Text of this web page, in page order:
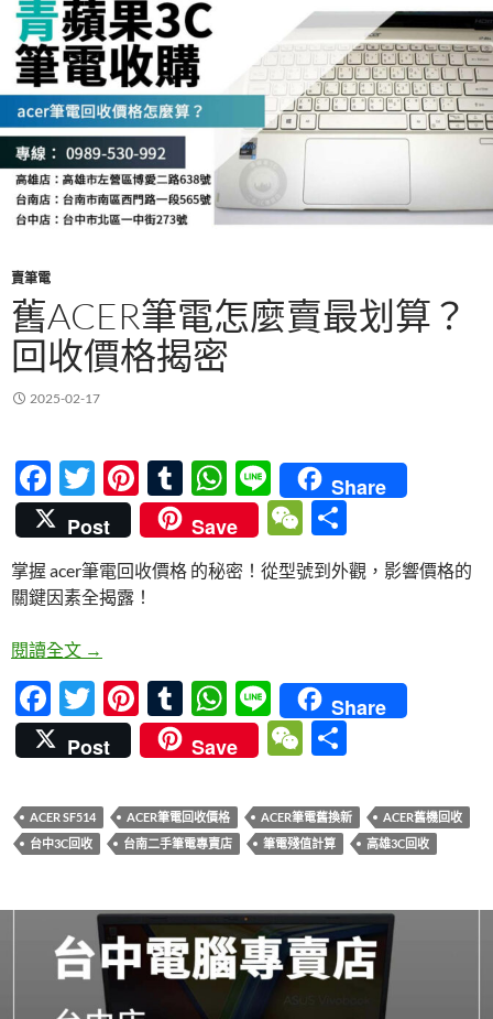
賣筆電
舊ACER筆電怎麼賣最划算？
回收價格揭密
2025-02-17
F
ac
e
b
o
o
k
T
w
itt
er
Pi
nt
er
es
T
u
m
bl
W
h
at
s
p
Li
n
e
Share
Post
Save
W
e
C
享
掌握 acer筆電回收價格 的秘密！從型號到外觀，影響價格的
關鍵因素全揭露！
閱讀全文 舊acer筆電怎麼賣最划算？回收價格揭密
→
F
ac
e
b
o
k
T
w
itt
er
Pi
nt
er
es
t
T
u
m
bl
r
W
h
at
s
A
p
Li
n
e
Share
Post
Save
W
C
h
ACER SF514 ACER筆電回收價格 ACER筆電舊換新
ACER舊機回收
台中3C回收
台南二手筆電專賣店 筆電殘值計算 高雄3C回收